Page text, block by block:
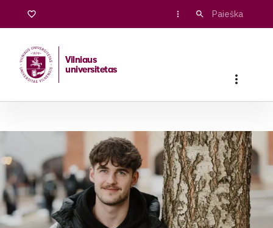
Vilniaus
universitetas